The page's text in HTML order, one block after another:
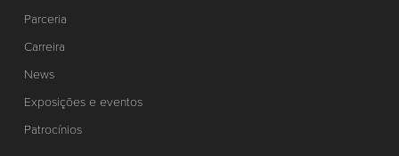
Parceria
Carreira
News
Exposições e eventos
Patrocínios